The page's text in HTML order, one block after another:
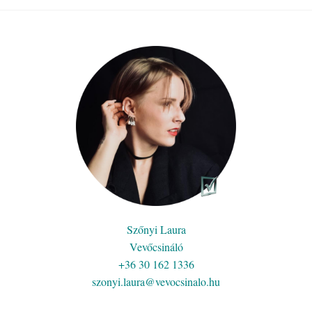
Szőnyi Laura
Vevőcsináló
+36 30 162 1336
szonyi.laura@vevocsinalo.hu